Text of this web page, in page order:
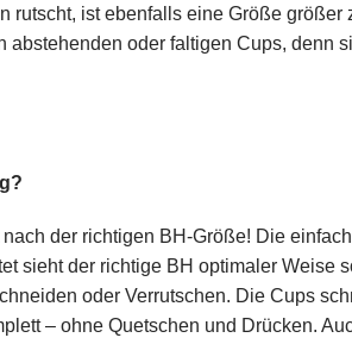
rutscht, ist ebenfalls eine Größe
abstehenden oder faltigen Cups, denn
der richtigen BH-Größe! Die
sieht der richtige BH optimaler Weise
oder Verrutschen. Die Cups
– ohne Quetschen und Drücken.